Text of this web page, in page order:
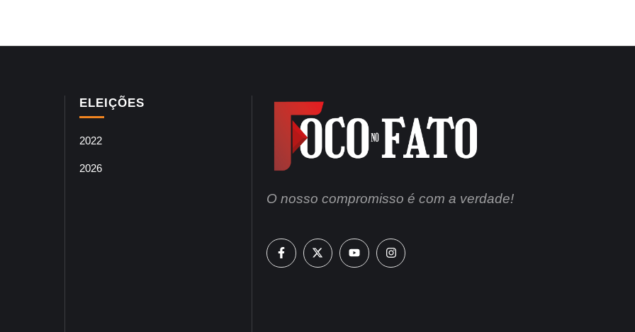
ELEIÇÕES
2022
2026
O nosso compromisso é com a verdade!